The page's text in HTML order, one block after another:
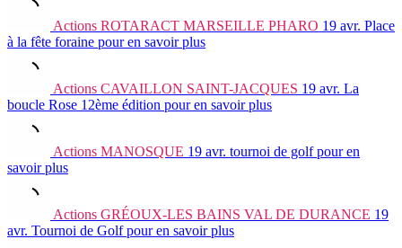
Actions ROTARACT MARSEILLE PHARO 19 avr. Place
à la fête foraine pour en savoir plus
Actions CAVAILLON SAINT-JACQUES 19 avr. La
boucle Rose 12ème édition pour en savoir plus
Actions MANOSQUE 19 avr. tournoi de golf pour en
savoir plus
Actions GRÉOUX-LES BAINS VAL DE DURANCE 19
avr. Tournoi de Golf pour en savoir plus